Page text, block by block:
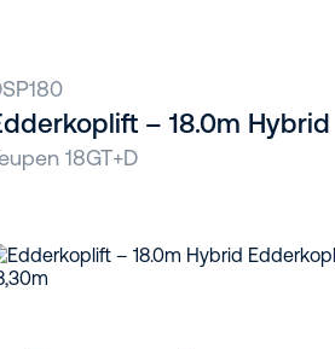
– 18.0m Hybrid
18GT+D